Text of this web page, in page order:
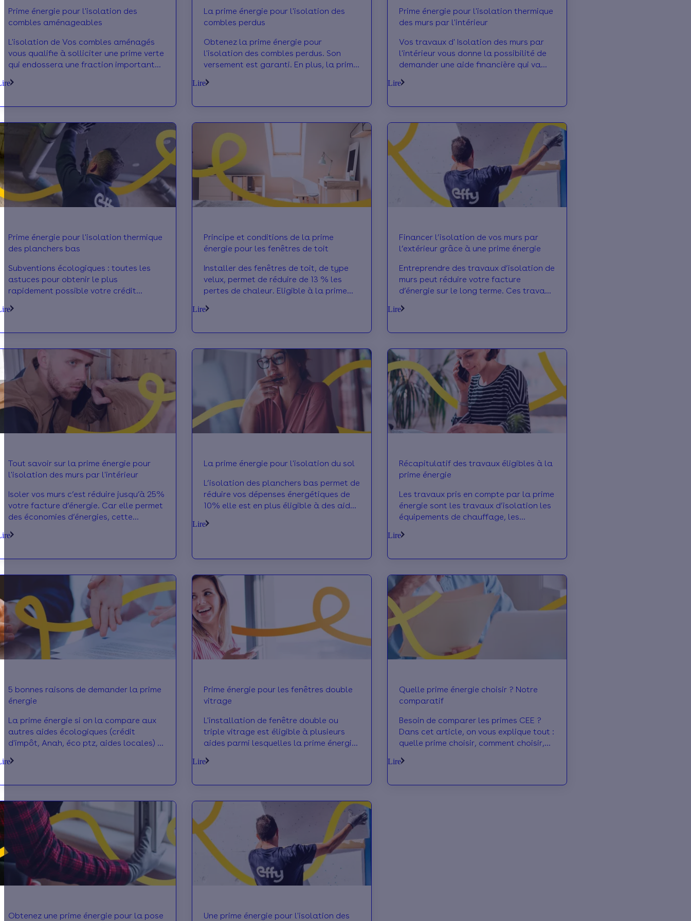
Prime énergie pour l'isolation des
combles aménageables
L'isolation de Vos combles aménagés
vous qualifie à solliciter une prime verte
qui endossera une fraction importante
La prime énergie pour l'isolation des
combles perdus
Obtenez la prime énergie pour
l'isolation des combles perdus. Son
versement est garanti. En plus, la prime
aides financières.
Lire
Prime énergie pour l'isolation thermique
des murs par l'intérieur
Vos travaux d' Isolation des murs par
l'intérieur vous donne la possibilité de
demander une aide financière qui va
du
Lire
Prime énergie pour l'isolation thermique
des planchers bas
Subventions écologiques : toutes les
astuces pour obtenir le plus
rapidement possible votre crédit
planchers bas
Principe et conditions de la prime
énergie pour les fenêtres de toit
Installer des fenêtres de toit, de type
velux, permet de réduire de 13 % les
pertes de chaleur. Eligible à la prime
allégée.
Lire
Financer l’isolation de vos murs par
l’extérieur grâce à une prime énergie
Entreprendre des travaux d’isolation de
murs peut réduire votre facture
d’énergie sur le long terme. Ces travaux
énergie.
Lire
Tout savoir sur la prime énergie pour
l'isolation des murs par l'intérieur
Isoler vos murs c’est réduire jusqu’à 25%
votre facture d’énergie. Car elle permet
des économies d’énergies, cette
La prime énergie pour l'isolation du sol
L’isolation des planchers bas permet de
réduire vos dépenses énergétiques de
10% elle est en plus éligible à des aides
Lire
Récapitulatif des travaux éligibles à la
prime énergie
Les travaux pris en compte par la prime
énergie sont les travaux d’isolation les
équipements de chauffage, les
services.
Lire
5 bonnes raisons de demander la prime
énergie
La prime énergie si on la compare aux
autres aides écologiques (crédit
d'impôt, Anah, éco ptz, aides locales) a
principaux sont:
Prime énergie pour les fenêtres double
vitrage
L'installation de fenêtre double ou
triple vitrage est éligible à plusieurs
aides parmi lesquelles la prime énergie
Lire
Quelle prime énergie choisir ? Notre
comparatif
Besoin de comparer les primes CEE ?
Dans cet article, on vous explique tout :
quelle prime choisir, comment choisir,
Lire
Obtenez une prime énergie pour la pose
Une prime énergie pour l'isolation des